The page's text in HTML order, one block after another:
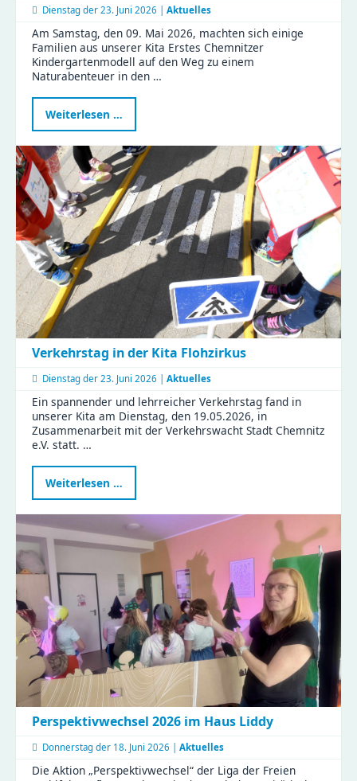
Dienstag der 23. Juni 2026 | Aktuelles
Am Samstag, den 09. Mai 2026, machten sich einige
Familien aus unserer Kita Erstes Chemnitzer
Kindergartenmodell auf den Weg zu einem
Naturabenteuer in den …
Weiterlesen …
im
Zeisigwald:
Familien
feiern
Muttertag
mit
Tiergeschichten
und
Bastelspaß
Verkehrstag in der Kita Flohzirkus
Dienstag der 23. Juni 2026 | Aktuelles
Ein spannender und lehrreicher Verkehrstag fand in
unserer Kita am Dienstag, den 19.05.2026, in
Zusammenarbeit mit der Verkehrswacht Stadt Chemnitz
e.V. statt. …
Weiterlesen …
in
der
Kita
Flohzirkus
Perspektivwechsel 2026 im Haus Liddy
Donnerstag der 18. Juni 2026 | Aktuelles
Die Aktion „Perspektivwechsel“ der Liga der Freien